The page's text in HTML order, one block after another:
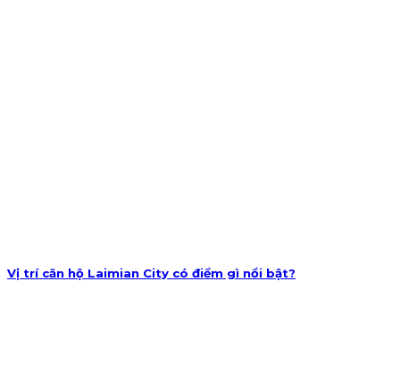
Vị trí căn hộ Laimian City có điểm gì nổi bật?